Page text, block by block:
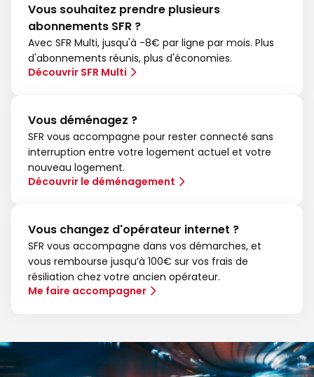
Vous souhaitez prendre plusieurs
abonnements SFR ?
Avec SFR Multi, jusqu'à -8€ par ligne par mois. Plus
d'abonnements réunis, plus d'économies.
Découvrir SFR Multi
Vous déménagez ?
SFR vous accompagne pour rester connecté sans
interruption entre votre logement actuel et votre
nouveau logement.
Découvrir le déménagement
Vous changez d'opérateur internet ?
SFR vous accompagne dans vos démarches, et
vous rembourse jusqu’à 100€ sur vos frais de
résiliation chez votre ancien opérateur.
Me faire accompagner